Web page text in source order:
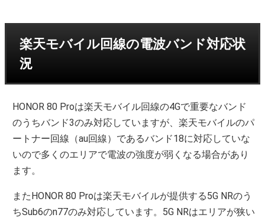
楽天モバイル回線の電波バンド対応状
況
HONOR 80 Proは楽天モバイル回線の4Gで重要なバンド
のうちバンド3のみ対応していますが、楽天モバイルのパ
ートナー回線（au回線）であるバンド18に対応していな
いので多くのエリアで電波の強度が弱くなる場合があり
ます。
またHONOR 80 Proは楽天モバイルが提供する5G NRのう
ちSub6のn77のみ対応しています。5G NRはエリアが狭い